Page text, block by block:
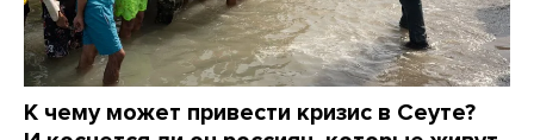
К чему может привести кризис в Сеуте?